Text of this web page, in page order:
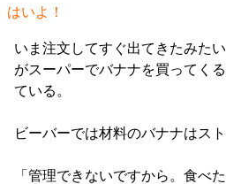
はいよ！
いま注文してすぐ出てきたみた
がスーパーでバナナを買ってく
ている。
ビーバーでは材料のバナナはス
「管理できないですから。食べ